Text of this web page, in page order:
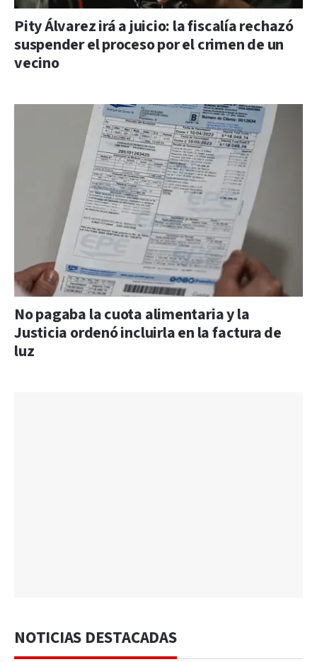
Pity Álvarez irá a juicio: la fiscalía rechazó
suspender el proceso por el crimen de un
vecino
No pagaba la cuota alimentaria y la
Justicia ordenó incluirla en la factura de
luz
NOTICIAS DESTACADAS